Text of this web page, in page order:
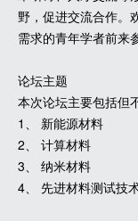
野，促进交流合作。
需求的青年学者前来
论坛主题
本次论坛主要包括但
1、 新能源材料
2、 计算材料
3、 纳米材料
4、 先进材料测试技